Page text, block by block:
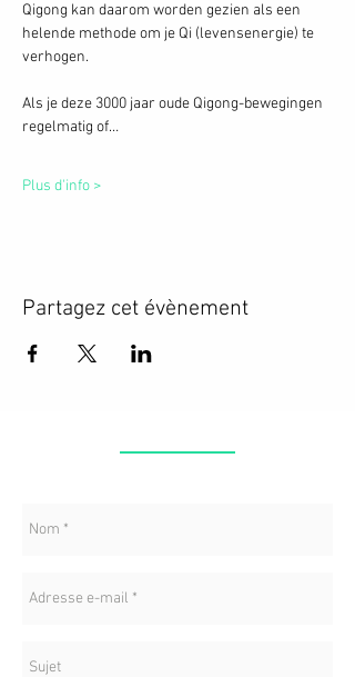
Qigong kan daarom worden gezien als een
helende methode om je Qi (levensenergie) te
verhogen.
Als je deze 3000 jaar oude Qigong-bewegingen
regelmatig of…
Plus d'info >
Partagez cet évènement